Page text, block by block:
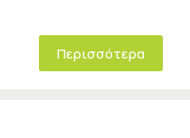
Περισσότερα